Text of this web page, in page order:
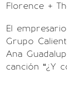
Florence +
El empresario
Grupo
Ana
canción “¿Y